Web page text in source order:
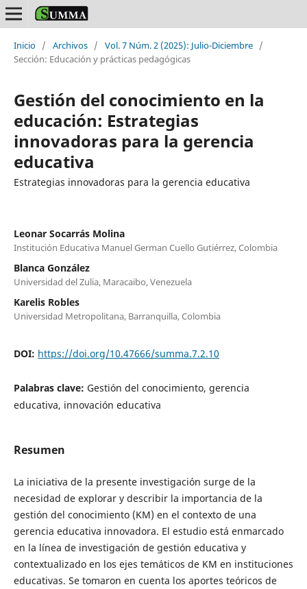
Inicio / Archivos / Vol. 7 Núm. 2 (2025): Julio-Diciembre /
Sección: Educación y prácticas pedagógicas
Gestión del conocimiento en la
educación: Estrategias
innovadoras para la gerencia
educativa
Estrategias innovadoras para la gerencia educativa
Leonar Socarrás Molina
Institución Educativa Manuel German Cuello Gutiérrez, Colombia
Blanca González
Universidad del Zulia, Maracaibo, Venezuela
Karelis Robles
Universidad Metropolitana, Barranquilla, Colombia
DOI: https://doi.org/10.47666/summa.7.2.10
Palabras clave: Gestión del conocimiento, gerencia
educativa, innovación educativa
Resumen
La iniciativa de la presente investigación surge de la
necesidad de explorar y describir la importancia de la
gestión del conocimiento (KM) en el contexto de una
gerencia educativa innovadora. El estudio está enmarcado
en la línea de investigación de gestión educativa y
contextualizado en los ejes temáticos de KM en instituciones
educativas. Se tomaron en cuenta los aportes teóricos de